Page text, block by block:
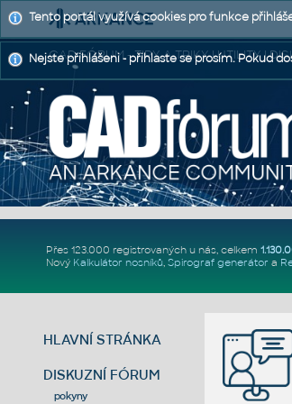
CAD FÓRUM - TIPY A TRIKY | UTILITY |
Přes 123.000 registrovaných u nás, celkem
Nový Kalkulátor nosníků, Spirograf generátor a
HLAVNÍ STRÁNKA
DISKUZNÍ FÓRUM
pokyny
Tento portál využívá cookies pro funkce
Nejste přihlášeni - přihlaste se prosím. Pokud